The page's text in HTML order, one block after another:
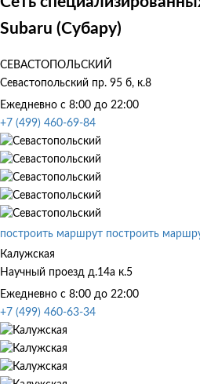
Subaru (Субару)
СЕВАСТОПОЛЬСКИЙ
Севастопольский пр. 95 б, к.8
Ежедневно с 8:00 до 22:00
+7 (499) 460-69-84
построить маршрут построить
Калужская
Научный проезд д.14а к.5
Ежедневно с 8:00 до 22:00
+7 (499) 460-63-34